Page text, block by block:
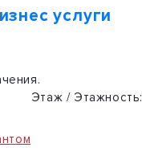
услуги
Этаж / Этажность: